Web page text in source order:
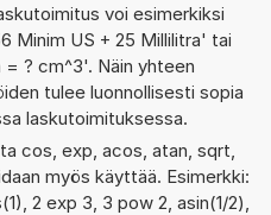
voi esimerkiksi
Minim US + 25 Millilitra' tai
? cm^3'. Näin yhteen
tulee luonnollisesti sopia
laskutoimituksessa.
cos, exp, acos, atan, sqrt,
myös käyttää. Esimerkki:
2 exp 3, 3 pow 2, asin(1/2),